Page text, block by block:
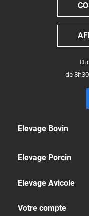
de
Elevage Bovin
Elevage Porcin
Elevage Avicole
Votre compte